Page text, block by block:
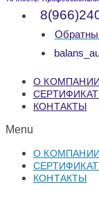
О КОМПАНИИ
КОНТАКТЫ
Menu
О КОМПАНИИ
КОНТАКТЫ